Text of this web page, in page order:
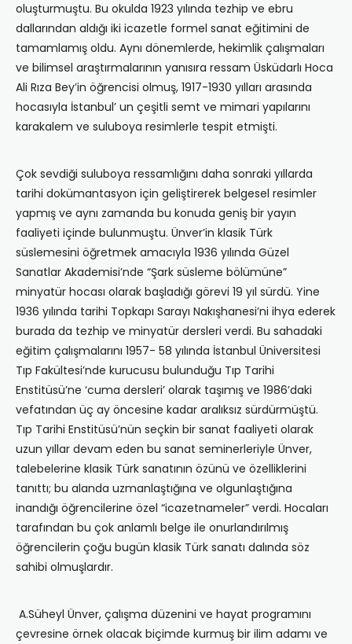
oluşturmuştu. Bu okulda 1923 yılında tezhip ve ebru
dallarından aldığı iki icazetle formel sanat eğitimini de
tamamlamış oldu. Aynı dönemlerde, hekimlik çalışmaları
ve bilimsel araştırmalarının yanısıra ressam Üsküdarlı Hoca
Ali Rıza Bey’in öğrencisi olmuş, 1917-1930 yılları arasında
hocasıyla İstanbul’ un çeşitli semt ve mimari yapılarını
karakalem ve suluboya resimlerle tespit etmişti.
Çok sevdiği suluboya ressamlığını daha sonraki yıllarda
tarihi dokümantasyon için geliştirerek belgesel resimler
yapmış ve aynı zamanda bu konuda geniş bir yayın
faaliyeti içinde bulunmuştu. Ünver’in klasik Türk
süslemesini öğretmek amacıyla 1936 yılında Güzel
Sanatlar Akademisi’nde “Şark süsleme bölümüne”
minyatür hocası olarak başladığı görevi 19 yıl sürdü. Yine
1936 yılında tarihi Topkapı Sarayı Nakışhanesi’ni ihya ederek
burada da tezhip ve minyatür dersleri verdi. Bu sahadaki
eğitim çalışmalarını 1957- 58 yılında İstanbul Üniversitesi
Tıp Fakültesi’nde kurucusu bulunduğu Tıp Tarihi
Enstitüsü’ne ‘cuma dersleri’ olarak taşımış ve 1986’daki
vefatından üç ay öncesine kadar aralıksız sürdürmüştü.
Tıp Tarihi Enstitüsü’nün seçkin bir sanat faaliyeti olarak
uzun yıllar devam eden bu sanat seminerleriyle Ünver,
talebelerine klasik Türk sanatının özünü ve özelliklerini
tanıttı; bu alanda uzmanlaştığına ve olgunlaştığına
inandığı öğrencilerine özel “icazetnameler” verdi. Hocaları
tarafından bu çok anlamlı belge ile onurlandırılmış
öğrencilerin çoğu bugün klasik Türk sanatı dalında söz
sahibi olmuşlardır.
A.Süheyl Ünver, çalışma düzenini ve hayat programını
çevresine örnek olacak biçimde kurmuş bir ilim adamı ve